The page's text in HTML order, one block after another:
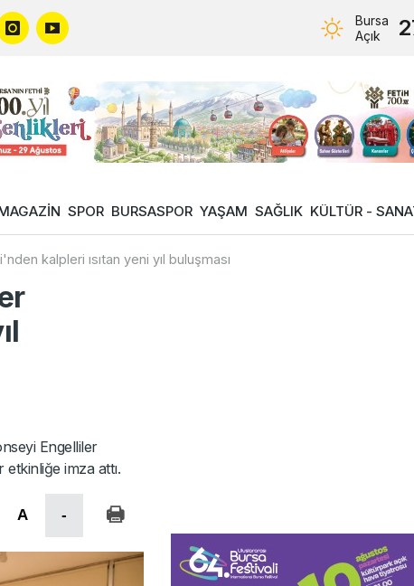
Bursa
Açık
SPOR BURSASPOR YAŞAM SAĞLIK KÜLTÜR -
kalpleri ısıtan yeni yıl buluşması
Engelliler
etkinliğe imza attı.
A -